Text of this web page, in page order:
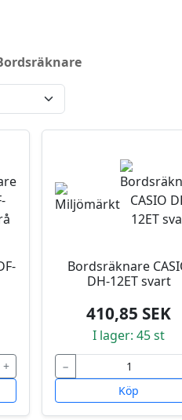
+
Bordsräknare
DH-12ET svart
410,85 SEK
I lager: 45 st
−
Köp